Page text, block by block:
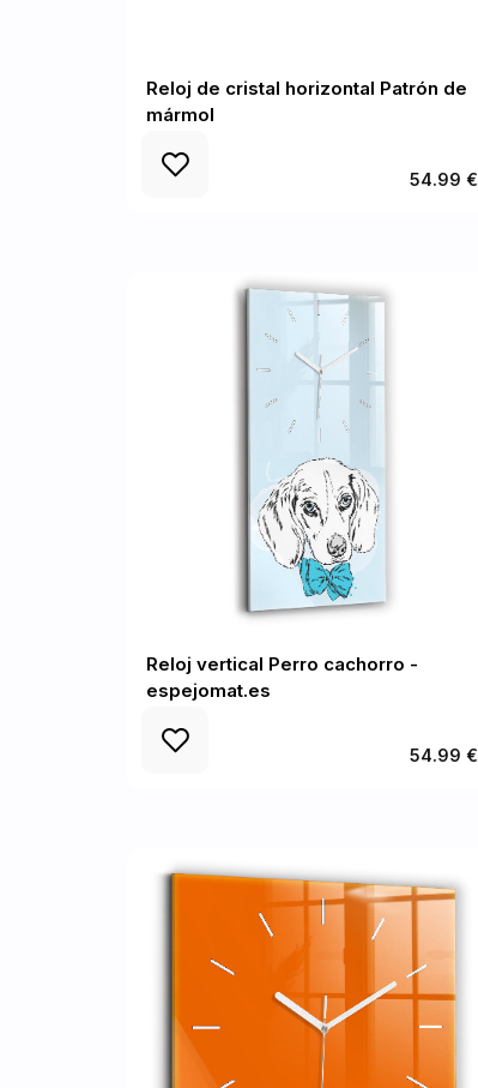
Reloj de cristal horizontal Patrón de
mármol
54.99 €
Reloj vertical Perro cachorro -
espejomat.es
54.99 €